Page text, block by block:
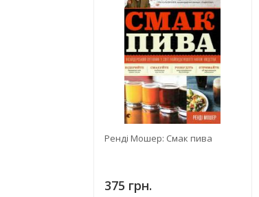
Ренді Мошер: Смак пива
375 грн.